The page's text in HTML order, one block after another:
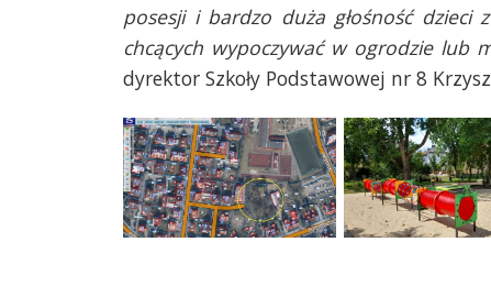
posesji i bardzo duża głośność dzieci
chcących wypoczywać w ogrodzie lub
dyrektor Szkoły Podstawowej nr 8